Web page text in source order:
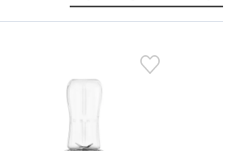
9000 giri/min
сталь
основа: Так